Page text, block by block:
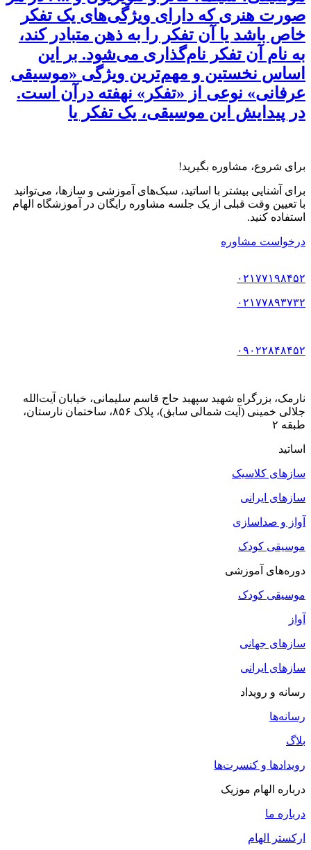
صورت هنری که دارای ویژگی‌های یک تفکر
خاص باشد یا آن تفکر را به ذهن متبادر کند،
به نام آن تفکر نام‌گذاری می‌شود. بر این
اساس نخستین و مهم‌ترین ویژگی «موسیقی
عرفانی» نوعی از «تفکر» نهفته درآن است.
در پیدایش این موسیقی، یک تفکر یا
برای شروع، مشاوره بگیرید!
برای آشنایی بیشتر با اساتید، سبک‌های آموزشی و سازها، می‌توانید
با تعیین وقت قبلی از یک جلسه مشاوره رایگان در آموزشگاه الهام
استفاده کنید.
درخواست مشاوره
۰۲۱۷۷۱۹۸۴۵۲
۰۲۱۷۷۸۹۳۷۳۲
۰۹۰۲۲۸۴۸۴۵۲
نارمک، بزرگراه شهید سپهبد حاج قاسم سلیمانی، خیابان آیت‌الله
جلالی خمینی (آیت شمالی سابق)، پلاک ۸۵۶، ساختمان نارستان،
طبقه ۲
اساتید
سازهای کلاسیک
سازهای ایرانی
آواز و صداسازی
موسیقی کودک
دوره‌های آموزشی
موسیقی کودک
آواز
سازهای جهانی
سازهای ایرانی
رسانه و رویداد
رسانه‌ها
بلاگ
رویدادها و کنسرت‌ها
درباره الهام موزیک
درباره ما
ارکستر الهام